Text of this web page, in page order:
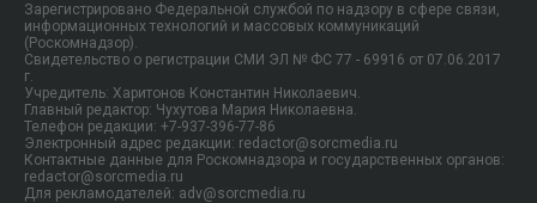
Зарегистрировано Федеральной службой по надзору в сфере связи,
информационных технологий и массовых коммуникаций
(Роскомнадзор).
Свидетельство о регистрации СМИ ЭЛ № ФС 77 - 69916 от 07.06.2017
г.
Учредитель: Харитонов Константин Николаевич.
Главный редактор: Чухутова Мария Николаевна.
Телефон редакции: +7-937-396-77-86
Электронный адрес редакции: redactor@sorcmedia.ru
Контактные данные для Роскомнадзора и государственных органов:
redactor@sorcmedia.ru
Для рекламодателей: adv@sorcmedia.ru